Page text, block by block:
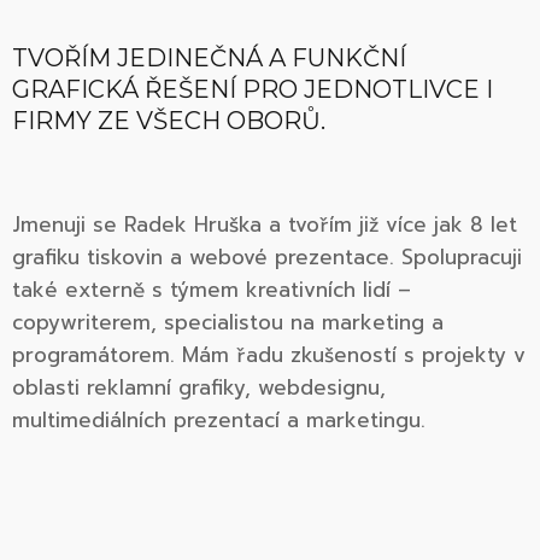
TVOŘÍM JEDINEČNÁ A FUNKČNÍ
GRAFICKÁ ŘEŠENÍ PRO JEDNOTLIVCE I
FIRMY ZE VŠECH OBORŮ.
Jmenuji se Radek Hruška a tvořím již více jak 8 let
grafiku tiskovin a webové prezentace. Spolupracuji
také externě s týmem kreativních lidí –
copywriterem, specialistou na marketing a
programátorem. Mám řadu zkušeností s projekty v
oblasti reklamní grafiky, webdesignu,
multimediálních prezentací a marketingu.